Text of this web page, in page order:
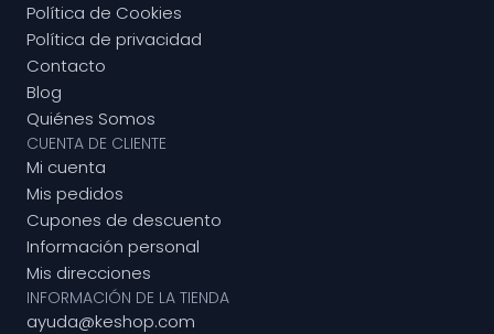
Política de Cookies
Política de privacidad
Contacto
Blog
Quiénes Somos
CUENTA DE CLIENTE
Mi cuenta
Mis pedidos
Cupones de descuento
Información personal
Mis direcciones
INFORMACIÓN DE LA TIENDA
ayuda@keshop.com